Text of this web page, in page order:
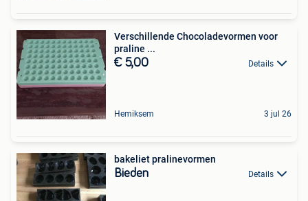
Verschillende Chocoladevormen voor
praline ...
€ 5,00 Details
Hemiksem 3 jul 26
bakeliet pralinevormen
Bieden Details